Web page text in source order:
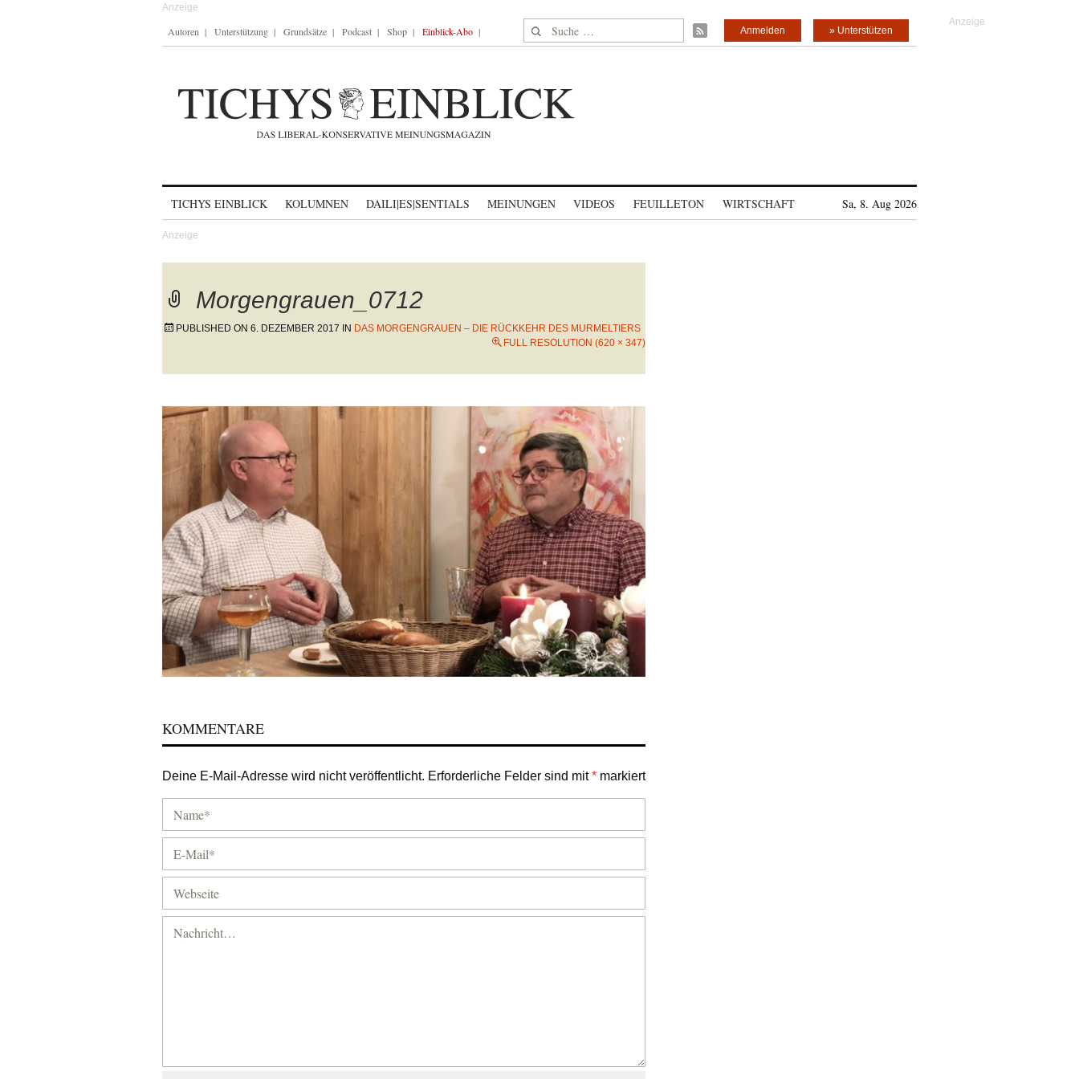
Autoren Unterstützung Grundsätze Podcast Shop Einblick-Abo Suche nach: » Unterstützen
Anmelden
TICHYS EINBLICK KOLUMNEN DAILI|ES|SENTIALS MEINUNGEN VIDEOS FEUILLETON WIRTSCHAFT Sa, 8. Aug 2026
Morgengrauen_0712
PUBLISHED ON 6. DEZEMBER 2017 IN DAS MORGENGRAUEN – DIE RÜCKKEHR DES MURMELTIERS
FULL RESOLUTION (620 × 347)
KOMMENTARE
Deine E-Mail-Adresse wird nicht veröffentlicht. Erforderliche Felder sind mit* markiert